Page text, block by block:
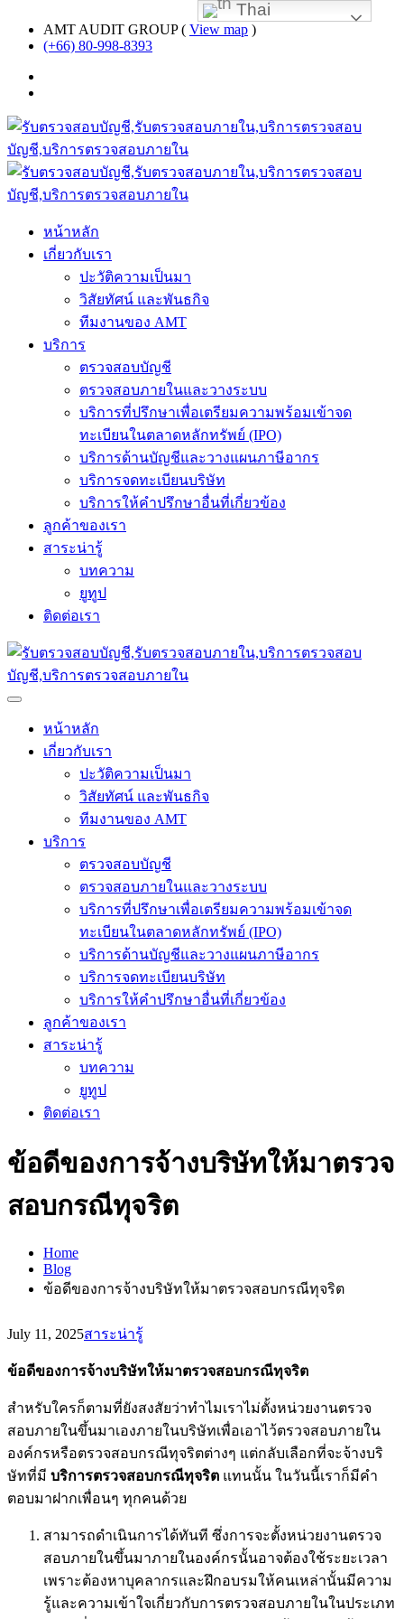
AMT AUDIT GROUP ( View map )
(+66) 80-998-8393
หน้าหลัก
เกี่ยวกับเรา
ปะวัติความเป็นมา
วิสัยทัศน์ และพันธกิจ
ทีมงานของ AMT
บริการ
ตรวจสอบบัญชี
ตรวจสอบภายในและวางระบบ
บริการที่ปรึกษาเพื่อเตรียมความพร้อมเข้าจด
ทะเบียนในตลาดหลักทรัพย์ (IPO)
บริการด้านบัญชีและวางแผนภาษีอากร
บริการจดทะเบียนบริษัท
บริการให้คำปรึกษาอื่นที่เกี่ยวข้อง
ลูกค้าของเรา
สาระน่ารู้
บทความ
ยูทูป
ติดต่อเรา
หน้าหลัก
เกี่ยวกับเรา
ปะวัติความเป็นมา
วิสัยทัศน์ และพันธกิจ
ทีมงานของ AMT
บริการ
ตรวจสอบบัญชี
ตรวจสอบภายในและวางระบบ
บริการที่ปรึกษาเพื่อเตรียมความพร้อมเข้าจด
ทะเบียนในตลาดหลักทรัพย์ (IPO)
บริการด้านบัญชีและวางแผนภาษีอากร
บริการจดทะเบียนบริษัท
บริการให้คำปรึกษาอื่นที่เกี่ยวข้อง
ลูกค้าของเรา
สาระน่ารู้
บทความ
ยูทูป
ติดต่อเรา
ข้อดีของการจ้างบริษัทให้มาตรวจ
สอบกรณีทุจริต
Home
Blog
ข้อดีของการจ้างบริษัทให้มาตรวจสอบกรณีทุจริต
July 11, 2025สาระน่ารู้
ข้อดีของการจ้างบริษัทให้มาตรวจสอบกรณีทุจริต
สำหรับใครก็ตามที่ยังสงสัยว่าทำไมเราไม่ตั้งหน่วยงานตรวจ
สอบภายในขึ้นมาเองภายในบริษัทเพื่อเอาไว้ตรวจสอบภายใน
องค์กรหรือตรวจสอบกรณีทุจริตต่างๆ แต่กลับเลือกที่จะจ้างบริ
ษัทที่มี บริการตรวจสอบกรณีทุจริต แทนนั้น ในวันนี้เราก็มีคำ
ตอบมาฝากเพื่อนๆ ทุกคนด้วย
สามารถดำเนินการได้ทันที ซึ่งการจะตั้งหน่วยงานตรวจ
สอบภายในขึ้นมาภายในองค์กรนั้นอาจต้องใช้ระยะเวลา
เพราะต้องหาบุคลากรและฝึกอบรมให้คนเหล่านั้นมีความ
รู้และความเข้าใจเกี่ยวกับการตรวจสอบภายในในประเภท
Thai